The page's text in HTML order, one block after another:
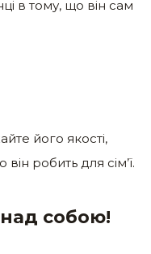
в тому, що він сам
його якості,
робить для сім’ї.
над собою!